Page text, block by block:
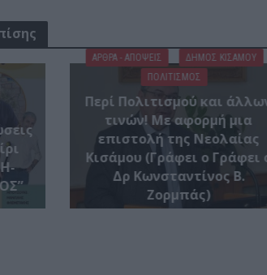
ΑΡΘΡΑ - ΑΠΟΨΕΙΣ
ΔΉΜΟΣ ΚΙΣΆΜΟΥ
ΠΟΛΙΤΙΣΜΟΣ
Περί Πολιτισμού και
τινών! Mε αφορμή μια
επιστολή της Νεολαίας
Κισάμου (Γράφει ο Γράφει
Δρ Κωνσταντίνος Β.
Ζορμπάς)